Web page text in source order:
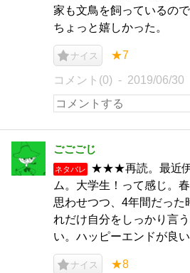
家も文鳥を飼っているの
ちょっと嬉しかった。
ナイス ★7
コメント(0) 2019/06/30
ごごごじ
ネタバレ
★★★再読。最近伊
ム。大学生！って感じ。
思わせつつ、4年間だった
れだけ自分をしっかり言
い。ハッピーエンドが良
ナイス ★8